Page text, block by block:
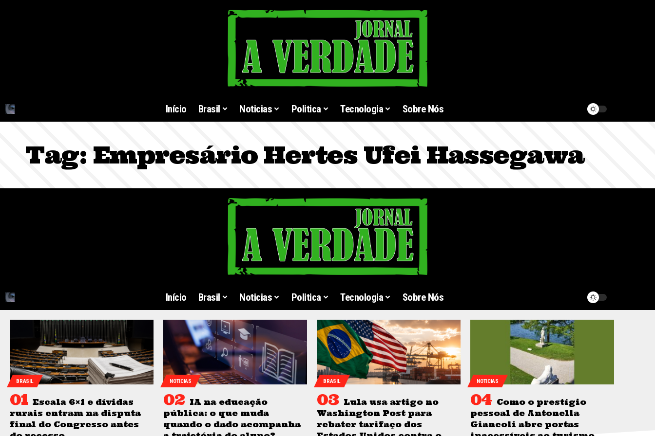
Início Brasil Noticias Politica Tecnologia Sobre Nós
Tag: Empresário Hertes Ufei Hassegawa
Início Brasil Noticias Politica Tecnologia Sobre Nós
BRASIL
Escala 6×1 e dívidas
rurais entram na disputa
final do Congresso antes
NOTICIAS
IA na educação
pública: o que muda
quando o dado acompanha
BRASIL
Lula usa artigo no
Washington Post para
rebater tarifaço dos
NOTICIAS
Como o prestígio
pessoal de Antonella
Giancoli abre portas